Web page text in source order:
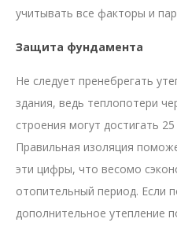
учитывать все факторы и
Защита фундамента
Не следует пренебрегать
здания, ведь теплопотери
строения могут достигать
Правильная изоляция
эти цифры, что весомо
отопительный период. Если
дополнительное утепление